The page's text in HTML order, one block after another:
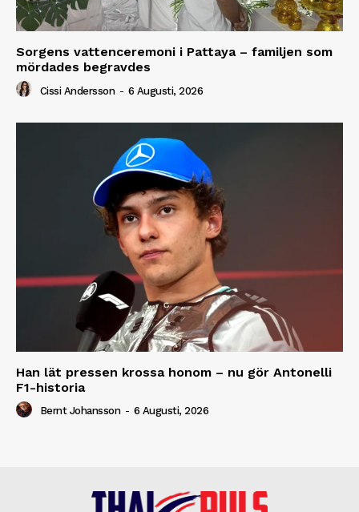
Sorgens vattenceremoni i Pattaya – familjen som
mördades begravdes
Cissi Andersson - 6 Augusti, 2026
Han lät pressen krossa honom – nu gör Antonelli
F1-historia
Bernt Johansson - 6 Augusti, 2026